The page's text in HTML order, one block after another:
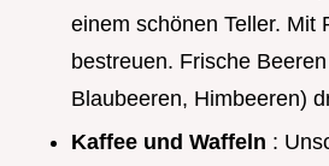
einem schönen Teller. Mit
bestreuen. Frische
Blaubeeren, Himbeeren)
Kaffee und Waffeln :